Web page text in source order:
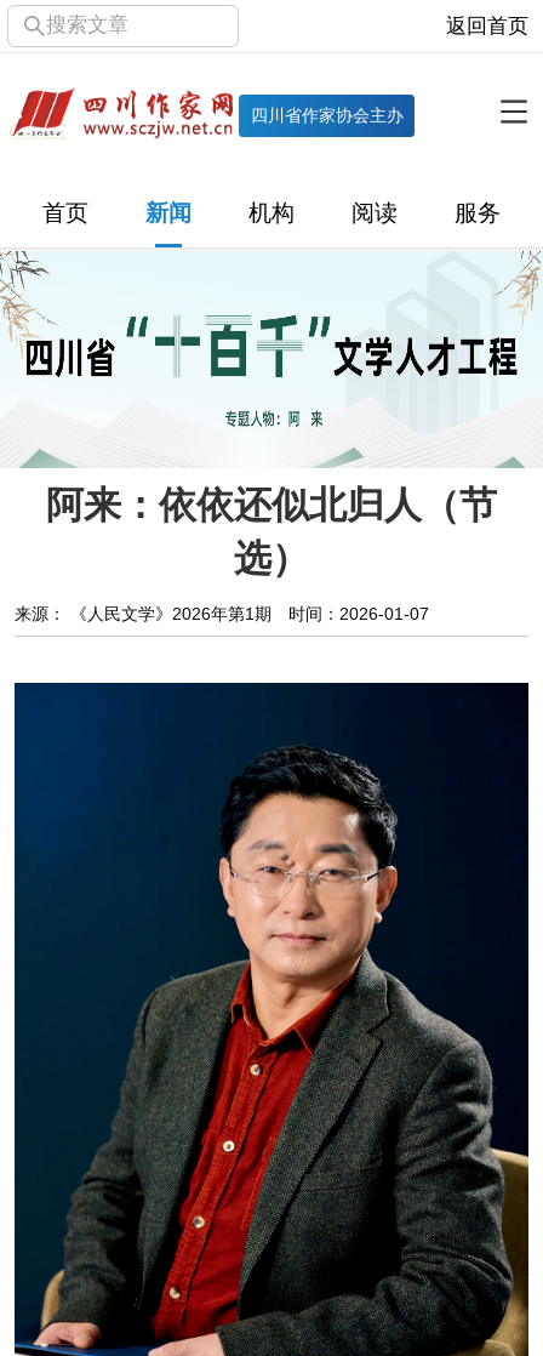
搜索文章 返回首页
四川省作家协会主办
首页 新闻 机构 阅读 服务
机构
直属单位 团体会员 主管社团 专门委员会
新闻
文学动态 作协工作
十百千 网络文学 万千百十
小说 散文 诗歌
校园文学 其他阅读 文学访谈 作家新作
会员管理 文学奖项
星星诗刊 当代文坛
讣告 征稿启事 新会员发展名单
人事考试
专题专栏
阿来：依依还似北归人（节
选）
来源： 《人民文学》2026年第1期 时间：2026-01-07